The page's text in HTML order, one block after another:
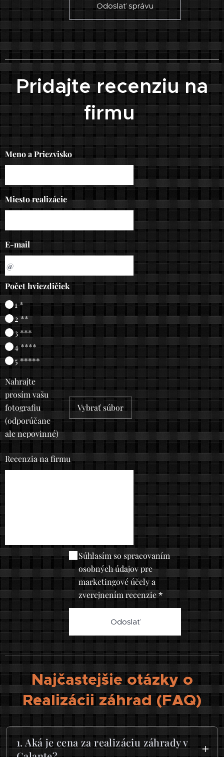
Odoslať správu
Pridajte recenziu na
firmu
Meno a Priezvisko
Miesto realizácie
E-mail
Počet hviezdičiek
1 *
2 **
3 ***
4 ****
5 *****
Nahrajte
prosím vašu
fotografiu
(odporúčane
ale nepovinné)
Vybrať súbor
Recenzia na firmu
Súhlasím so spracovaním
osobných údajov pre
marketingové účely a
zverejnením recenzie
Odoslať
Najčastejšie otázky o
Realizácii záhrad (FAQ)
1. Aká je cena za realizáciu záhrady v